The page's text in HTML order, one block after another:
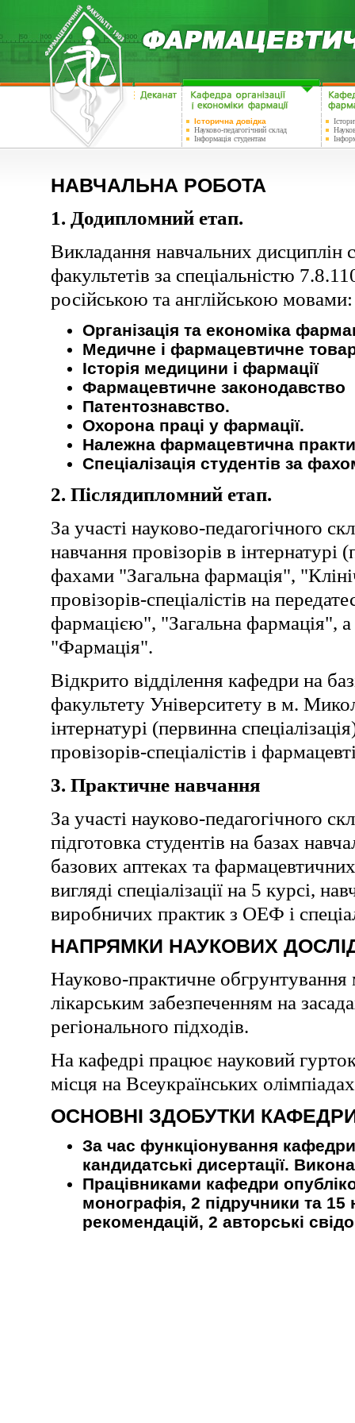
Історична довідка
Науково-педагогічний склад
Інформація студентам
НАВЧАЛЬНА РОБОТА
1. Додипломний етап.
Викладання навчальних дисциплін
факультетів за спеціальністю
російською та англійською мовами:
Організація та економіка
Медичне і фармацевтичне
Історія медицини і фармації
Фармацевтичне законодавство
Патентознавство.
Охорона праці у фармації.
Належна фармацевтична
Спеціалізація студентів за
2. Післядипломний етап.
За участі науково-педагогічного
навчання провізорів в інтернатурі
фахами "Загальна фармація",
провізорів-спеціалістів на
фармацією", "Загальна фармація",
"Фармація".
Відкрито відділення кафедри на
факультету Університету в м.
інтернатурі (первинна
провізорів-спеціалістів і
3. Практичне навчання
За участі науково-педагогічного
підготовка студентів на базах
базових аптеках та
вигляді спеціалізації на 5 курсі,
виробничих практик з ОЕФ і
НАПРЯМКИ НАУКОВИХ
Науково-практичне обгрунтування
лікарським забезпеченням на
регіонального підходів.
На кафедрі працює науковий
місця на Всеукраїнських
ОСНОВНІ ЗДОБУТКИ
За час функціонування
кандидатські дисертації.
Працівниками кафедри
монографія, 2 підручники та
рекомендацій, 2 авторські